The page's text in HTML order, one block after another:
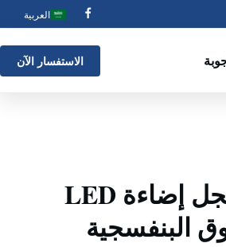
العربية
الاستفسار الآن
إضاءة المطار الشمسية المعجل إضاءة LED
البنفسجية